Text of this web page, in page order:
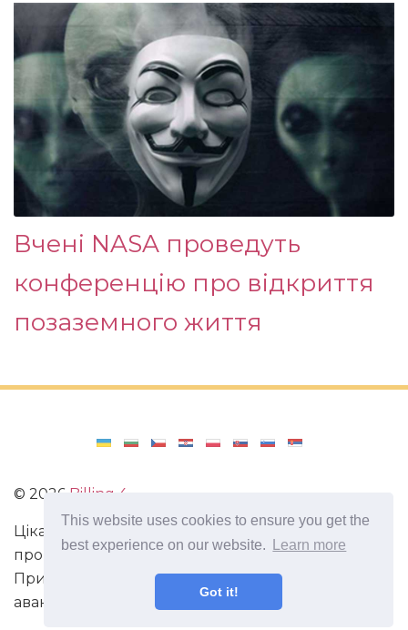
This website uses cookies to ensure you get the
best experience on our website.
Learn more
Got it!
Вчені NASA проведуть
конференцію про відкриття
позаземного життя
© 2026 Billing 4
Цікаві та захоплюючі факти з усього світу. Статті
про виживання в непередбачених ситуаціях.
Пригоди, маршрути і спосіб життя сучасного
авантюриста. Все про мистецтво магії.